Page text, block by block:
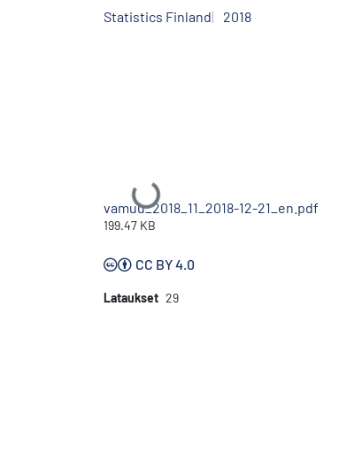
Statistics Finland 2018
Ladataan...
vamuu_2018_11_2018-12-21_en.pdf
199.47 KB
CC BY 4.0
Lataukset 29